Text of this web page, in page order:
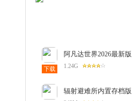
下载
阿凡达世界2026最新版
1.213安卓版
1.24G
辐射避难所内置存档版
1.9.4安卓版